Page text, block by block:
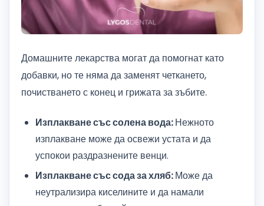
Домашните лекарства могат да помогнат като
добавки, но те няма да заменят четкането,
почистването с конец и грижата за зъбите.
Изплакване със солена вода:Нежното
изплакване може да освежи устата и да
успокои раздразнените венци.
Изплакване със сода за хляб:Може да
неутрализира киселините и да намали